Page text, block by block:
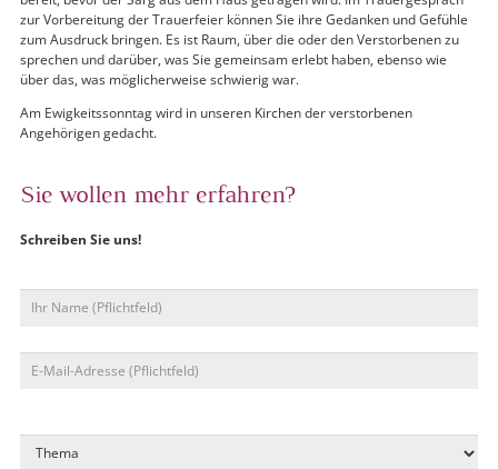
zur Vorbereitung der Trauerfeier können Sie ihre Gedanken und Gefühle
zum Ausdruck bringen. Es ist Raum, über die oder den Verstorbenen zu
sprechen und darüber, was Sie gemeinsam erlebt haben, ebenso wie
über das, was möglicherweise schwierig war.
Am Ewigkeitssonntag wird in unseren Kirchen der verstorbenen
Angehörigen gedacht.
Sie wollen mehr erfahren?
Schreiben Sie uns!